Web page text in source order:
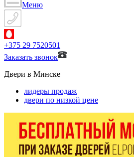
Меню
+375 29 7520501
Заказать звонок
Двери в Минске
лидеры продаж
двери по низкой цене